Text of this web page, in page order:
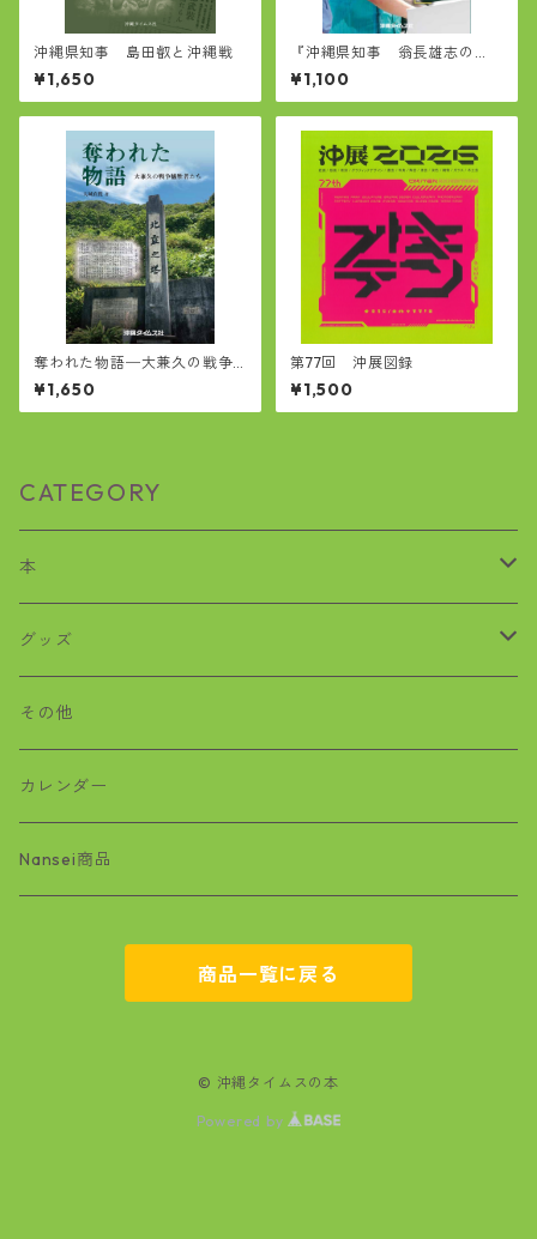
沖縄県知事 島田叡と沖縄戦
¥1,650
『沖縄県知事 翁長雄志の
「言葉」』
¥1,100
奪われた物語─大兼久の戦争
犠牲者たち
¥1,650
第77回 沖展図録
¥1,500
CATEGORY
本
歴史
沖縄戦
絵本
基地問題
グッズ
おばぁタイムス
ワラビー
その他
カレンダー
Nansei商品
商品一覧に戻る
© 沖縄タイムスの本
Powered by